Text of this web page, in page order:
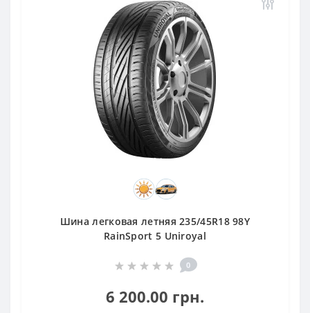
Шина легковая летняя 235/45R18 98Y
RainSport 5 Uniroyal
0
6 200.00 грн.